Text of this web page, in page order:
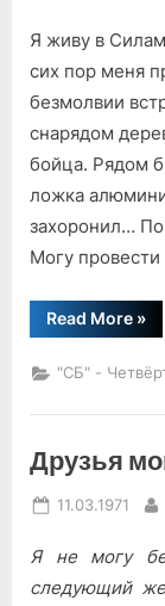
Я живу в
сих пор меня
безмолвии
снарядом
бойца. Рядом
ложка
захоронил…
Могу
Read More“Из
»
"СБ" -
Друзья
Posted
11.03.1971
Я не могу
следующий